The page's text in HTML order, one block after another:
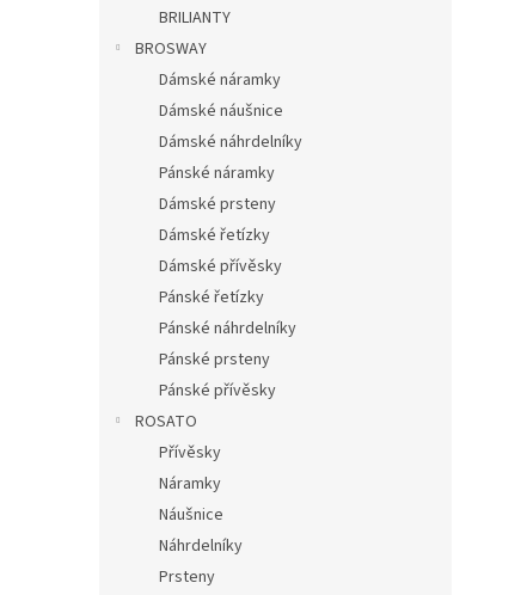
BRILIANTY
BROSWAY
Dámské náramky
Dámské náušnice
Dámské náhrdelníky
Pánské náramky
Dámské prsteny
Dámské řetízky
Dámské přívěsky
Pánské řetízky
Pánské náhrdelníky
Pánské prsteny
Pánské přívěsky
ROSATO
Přívěsky
Náramky
Náušnice
Náhrdelníky
Prsteny